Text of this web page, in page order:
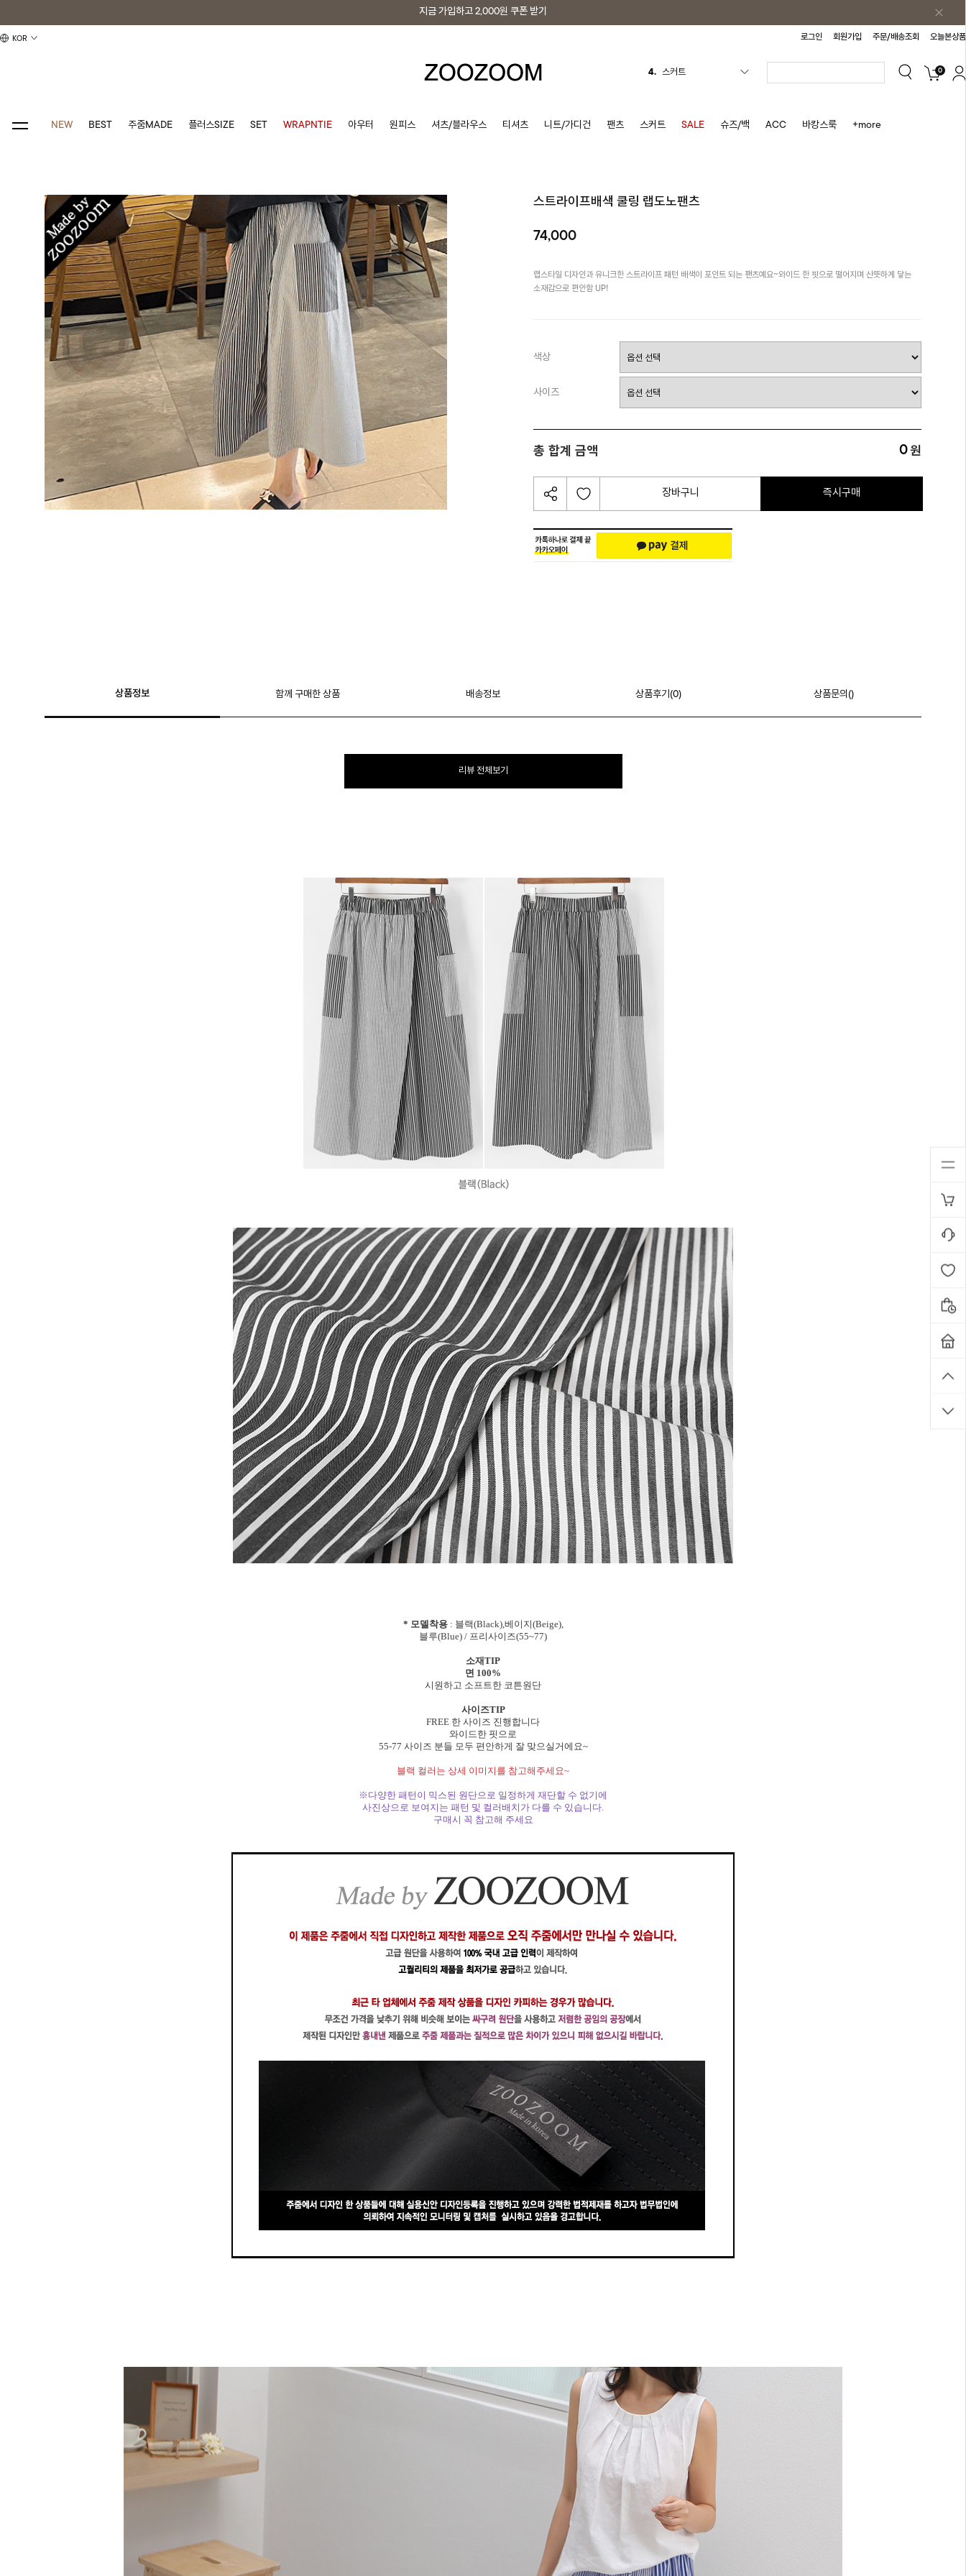
지금 가입하고 2,000원 쿠폰 받기
KOR 로그인 회원가입 주문/배송조회 오늘본상품
스커트
10. 바스락원피스
3. 나시
0
NEW BEST 주줌MADE 플러스SIZE SET WRAPNTIE 아우터 원피스 셔츠/블라우스 티셔츠 니트/가디건 팬츠 스커트 SALE 슈즈/백 ACC 바캉스룩 +more
스트라이프배색 쿨링 랩도노팬츠
74,000
랩스타일 디자인과 유니크한 스트라이프 패턴 배색이 포인트 되는 팬츠예요~와이드 한 핏으로 떨어지며 산뜻하게 닿는
소재감으로 편안함 UP!
색상
사이즈
총 합계 금액 0원
장바구니 즉시구매
상품정보 함께 구매한 상품 배송정보 상품후기(0) 상품문의()
리뷰 전체보기
* 모델착용: 블랙(Black),베이지(Beige),
블루(Blue) / 프리사이즈(55~77)
소재TIP
면 100%
시원하고 소프트한 코튼원단
사이즈TIP
FREE 한 사이즈 진행합니다
와이드한 핏으로
55-77 사이즈 분들 모두 편안하게 잘 맞으실거에요~
블랙 컬러는 상세 이미지를 참고해주세요~
※다양한 패턴이 믹스된 원단으로 일정하게 재단할 수 없기에
사진상으로 보여지는 패턴 및 컬러배치가 다를 수 있습니다.
구매시 꼭 참고해 주세요